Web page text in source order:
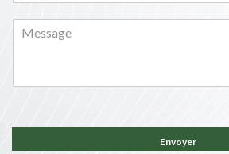
n
o
Envoyer